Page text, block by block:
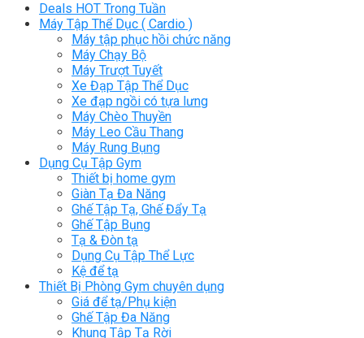
Deals HOT Trong Tuần
Máy Tập Thể Dục ( Cardio )
Máy tập phục hồi chức năng
Máy Chạy Bộ
Máy Trượt Tuyết
Xe Đạp Tập Thể Dục
Xe đạp ngồi có tựa lưng
Máy Chèo Thuyền
Máy Leo Cầu Thang
Máy Rung Bụng
Dụng Cụ Tập Gym
Thiết bị home gym
Giàn Tạ Đa Năng
Ghế Tập Tạ, Ghế Đẩy Tạ
Ghế Tập Bụng
Tạ & Đòn tạ
Dụng Cụ Tập Thể Lực
Kệ để tạ
Thiết Bị Phòng Gym chuyên dụng
Giá để tạ/Phụ kiện
Ghế Tập Đa Năng
Khung Tập Tạ Rời